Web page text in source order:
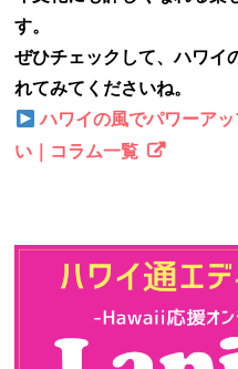
す。
ぜひチェックして、ハワイ
れてみてくださいね。
ハワイの風でパワーア
い｜コラム一覧